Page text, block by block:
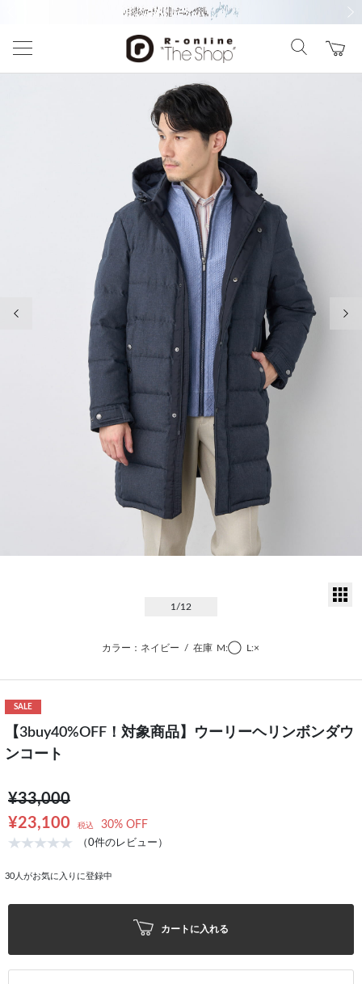
1 /12
カラー：ネイビー / 在庫 M:◯ L:×
SALE
【3buy40%OFF！対象商品】ウーリーヘリンボンダウ
ンコート
¥33,000
¥23,100
税込 30% OFF
（0件のレビュー）
30 人がお気に入りに登録中
カートに入れる